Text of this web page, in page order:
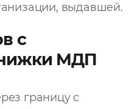
выдавшей.
с
МДП
границу с